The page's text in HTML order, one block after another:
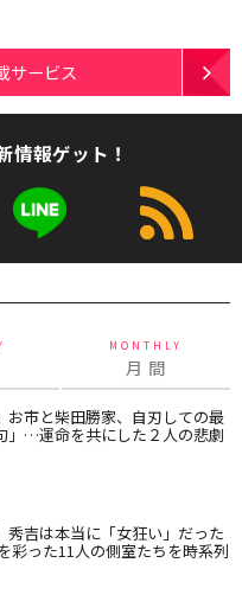
サービス
情報ゲット！
MONTHLY
月 間
お市と柴田勝家、自刃しての最
」…運命を共にした２人の悲劇
秀吉は本当に「女狂い」だった
彩った11人の側室たちを時系列